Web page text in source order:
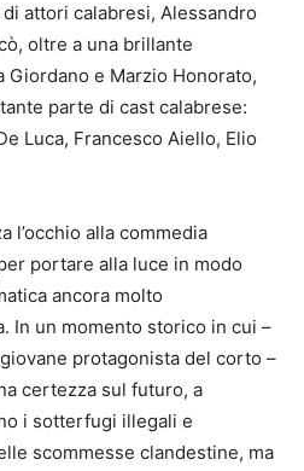
attori calabresi, Alessandro
oltre a una brillante
Giordano e Marzio Honorato,
parte di cast calabrese:
Luca, Francesco Aiello, Elio
l’occhio alla commedia
portare alla luce in modo
ancora molto
In un momento storico in cui –
protagonista del corto –
certezza sul futuro, a
i sotterfugi illegali e
scommesse clandestine, ma